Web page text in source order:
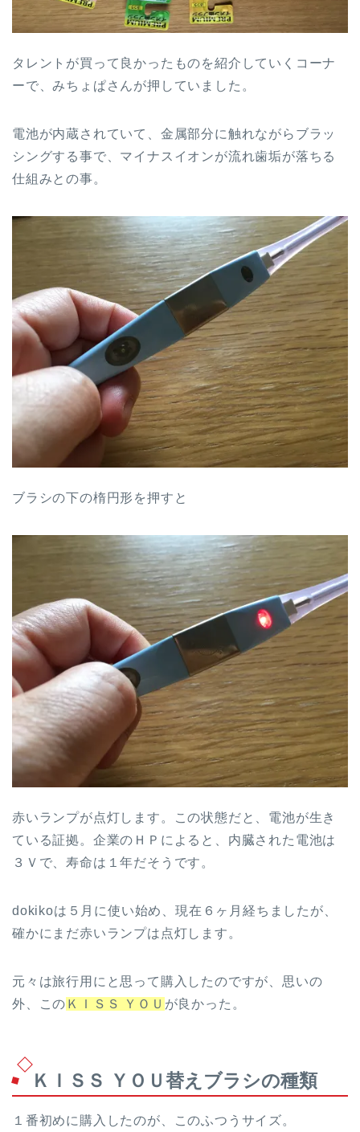
タレントが買って良かったものを紹介していくコーナ
ーで、みちょぱさんが押していました。
電池が内蔵されていて、金属部分に触れながらブラッ
シングする事で、マイナスイオンが流れ歯垢が落ちる
仕組みとの事。
ブラシの下の楕円形を押すと
赤いランプが点灯します。この状態だと、電池が生き
ている証拠。企業のＨＰによると、内臓された電池は
３Ｖで、寿命は１年だそうです。
dokikoは５月に使い始め、現在６ヶ月経ちましたが、
確かにまだ赤いランプは点灯します。
元々は旅行用にと思って購入したのですが、思いの
外、この ＫＩＳＳ ＹＯＵ が良かった。
ＫＩＳＳ ＹＯＵ替えブラシの種類
１番初めに購入したのが、このふつうサイズ。